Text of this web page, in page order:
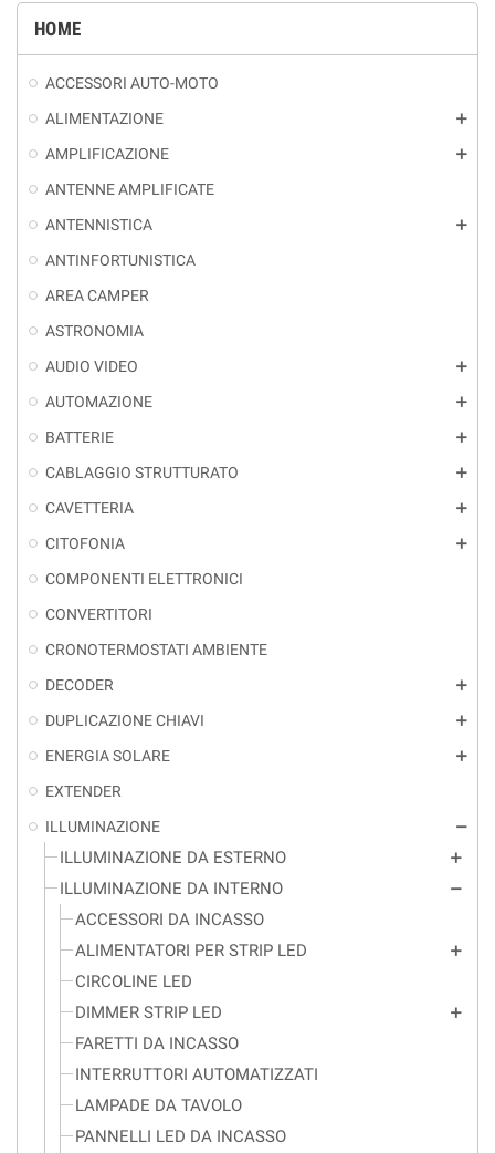
HOME
ACCESSORI AUTO-MOTO
ALIMENTAZIONE
add
AMPLIFICAZIONE add
ANTENNE AMPLIFICATE
ANTENNISTICA
add
ANTINFORTUNISTICA
AREA CAMPER
ASTRONOMIA
AUDIO VIDEO
add
AUTOMAZIONE add
BATTERIE add
CABLAGGIO STRUTTURATO add
CAVETTERIA add
CITOFONIA add
COMPONENTI ELETTRONICI
CONVERTITORI
CRONOTERMOSTATI AMBIENTE
DECODER
add
DUPLICAZIONE CHIAVI add
ENERGIA SOLARE add
EXTENDER
ILLUMINAZIONE
remove
ILLUMINAZIONE DA ESTERNO add
ILLUMINAZIONE DA INTERNO remove
ACCESSORI DA INCASSO
ALIMENTATORI PER STRIP LED
add
CIRCOLINE LED
DIMMER STRIP LED
add
FARETTI DA INCASSO
INTERRUTTORI AUTOMATIZZATI
LAMPADE DA TAVOLO
PANNELLI LED DA INCASSO